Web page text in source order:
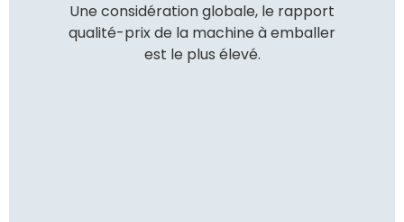
Une considération globale, le rapport
qualité-prix de la machine à emballer
est le plus élevé.